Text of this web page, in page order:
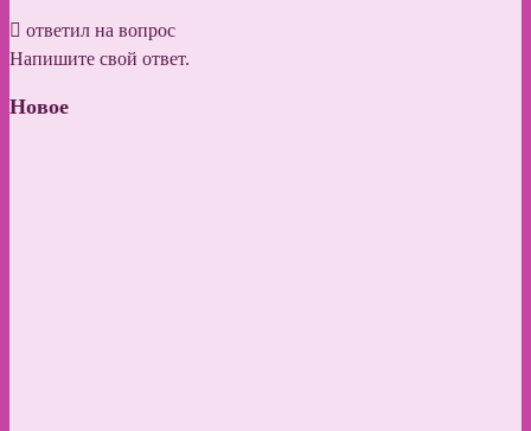
ответил на вопрос
Напишите свой ответ.
Новое